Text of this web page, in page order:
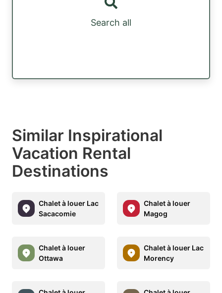
Search all
Similar Inspirational
Vacation Rental
Destinations
Chalet à louer Lac
Sacacomie
Chalet à louer
Magog
Chalet à louer
Ottawa
Chalet à louer Lac
Morency